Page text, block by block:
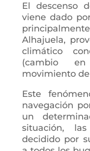
El descenso
viene dado
Alhajuela,
climático
(cambio
movimiento
Este
navegación
un
situación,
decidido por